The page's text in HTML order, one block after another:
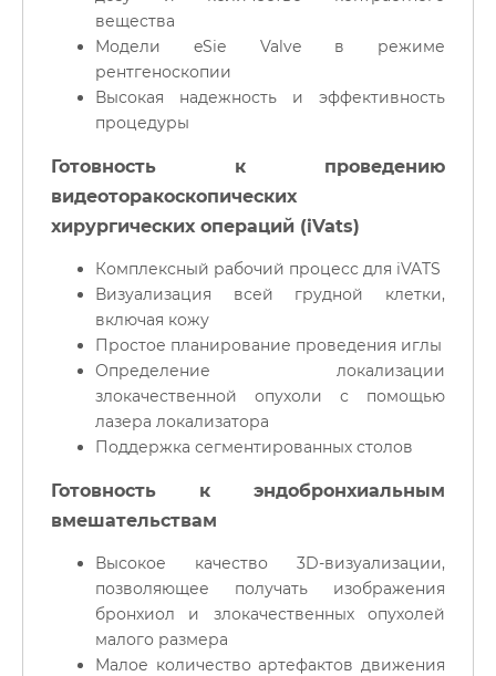
вещества
Модели eSie Valve в режиме
рентгеноскопии
Высокая надежность и эффективность
процедуры
Готовность к проведению
видеоторакоскопических
хирургических операций (iVats)
Комплексный рабочий процесс для iVATS
Визуализация всей грудной клетки,
включая кожу
Простое планирование проведения иглы
Определение локализации
злокачественной опухоли с помощью
лазера локализатора
Поддержка сегментированных столов
Готовность к эндобронхиальным
вмешательствам
Высокое качество 3D-визуализации,
позволяющее получать изображения
бронхиол и злокачественных опухолей
малого размера
Малое количество артефактов движения